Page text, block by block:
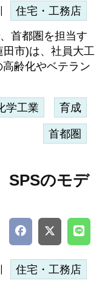
住宅・工務店
首都圏を担当す
市)は、社員大工
齢化やベテラン
学工業 育成
首都圏
SPSのモデ
住宅・工務店